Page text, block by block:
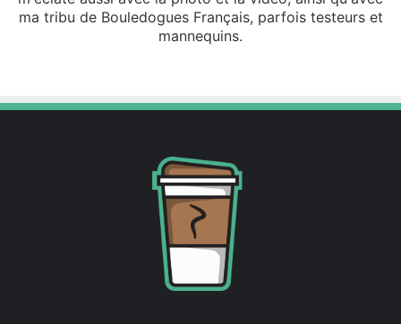
ma tribu de Bouledogues Français, parfois testeurs et
mannequins.
bo
din ub